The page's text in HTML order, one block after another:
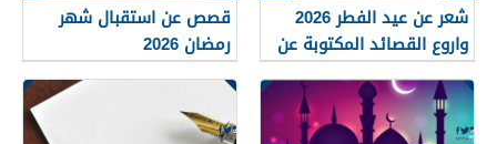
شعر عن عيد الفطر 2026
واروع القصائد المكتوبة عن
العيد المبارك
قصص عن استقبال شهر
رمضان 2026